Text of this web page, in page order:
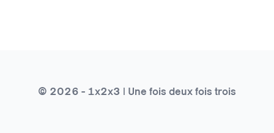
© 2026 - 1x2x3 | Une fois deux fois trois